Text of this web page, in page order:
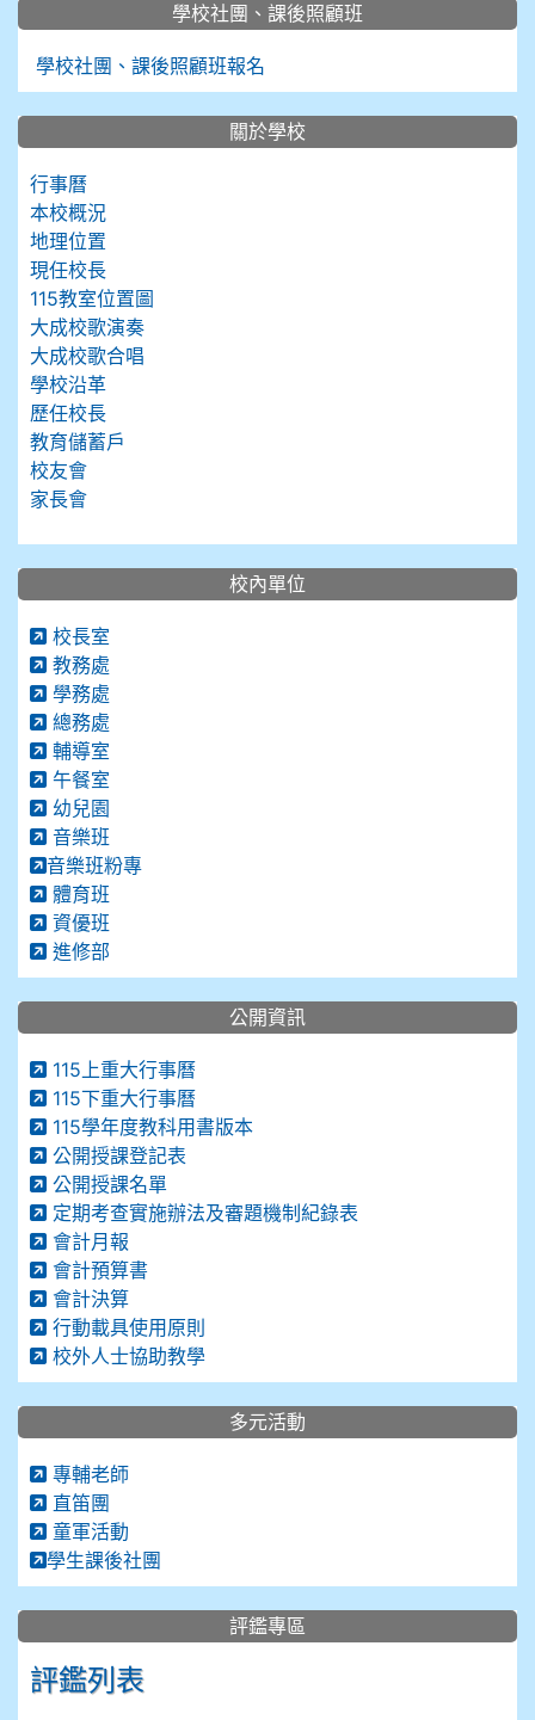
學校社團、課後照顧班
學校社團、課後照顧班報名
關於學校
行事曆
本校概況
地理位置
現任校長
115教室位置圖
大成校歌演奏
大成校歌合唱
學校沿革
歷任校長
教育儲蓄戶
校友會
家長會
校內單位
校長室
教務處
學務處
總務處
輔導室
午餐室
幼兒園
音樂班
音樂班粉專
體育班
資優班
進修部
公開資訊
115上重大行事曆
115下重大行事曆
115學年度教科用書版本
公開授課登記表
公開授課名單
定期考查實施辦法及審題機制紀錄表
會計月報
會計預算書
會計決算
行動載具使用原則
校外人士協助教學
多元活動
專輔老師
直笛團
童軍活動
學生課後社團
評鑑專區
評鑑列表